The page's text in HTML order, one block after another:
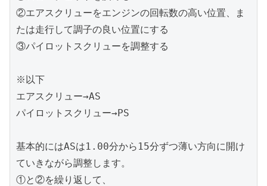
②エアスクリューをエンジンの回転数の高い位置、ま
たは走行して調子の良い位置にする
③パイロットスクリューを調整する
※以下
エアスクリュー→AS
パイロットスクリュー→PS
基本的にはASは1.00分から15分ずつ薄い方向に開け
ていきながら調整します。
①と②を繰り返して、